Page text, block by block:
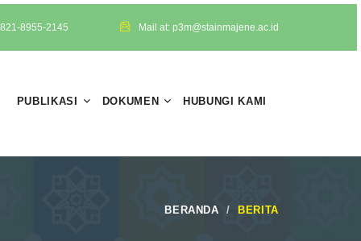
8955-2145 Mail at: p3m@stainmajene.ac.id
PUBLIKASI DOKUMEN HUBUNGI KAMI
BERANDA BERITA